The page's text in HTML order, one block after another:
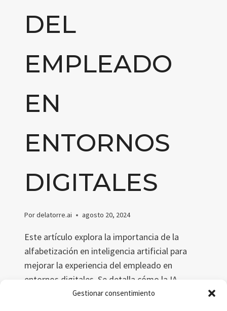
Gestionar consentimiento
DEL
EMPLEADO
EN
ENTORNOS
DIGITALES
Pordelatorre.ai agosto 20, 2024
Este artículo explora la importancia de la
alfabetización en inteligencia artificial para
mejorar la experiencia del empleado en
entornos digitales. Se detalla cómo la IA
generativa y la analítica aumentada pueden